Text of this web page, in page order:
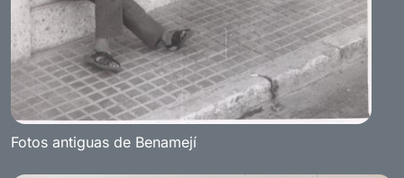
Fotos antiguas de Benamejí